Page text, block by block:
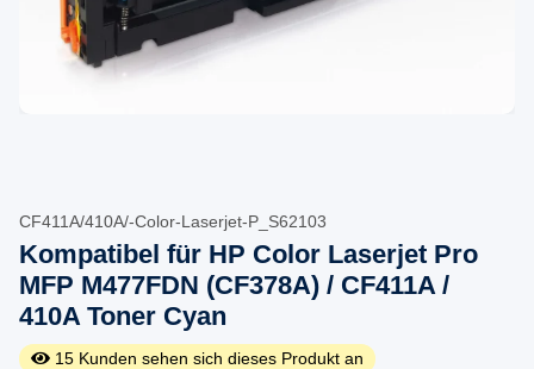
CF411A/410A/-Color-Laserjet-P_S62103
Kompatibel für HP Color Laserjet Pro
MFP M477FDN (CF378A) / CF411A /
410A Toner Cyan
15 Kunden sehen sich dieses Produkt an